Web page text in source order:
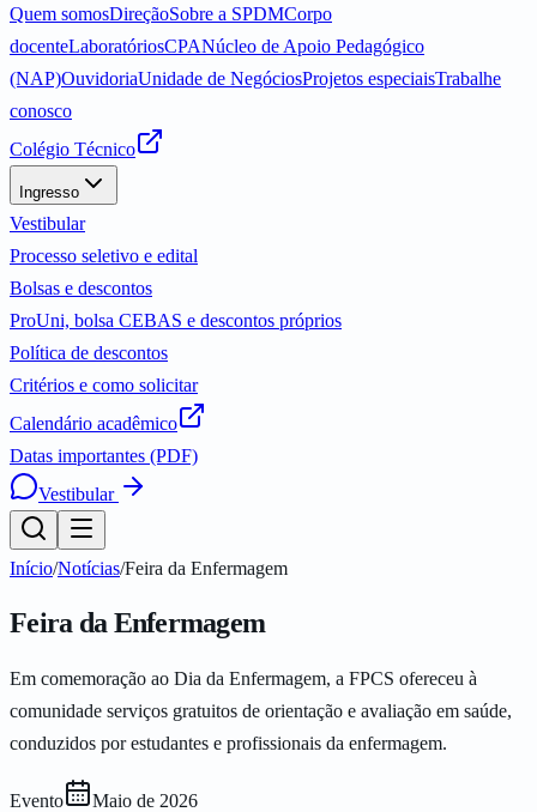
Quem somosDireçãoSobre a SPDMCorpo
docenteLaboratóriosCPANúcleo de Apoio Pedagógico
(NAP)OuvidoriaUnidade de NegóciosProjetos especiaisTrabalhe
conosco
Colégio Técnico
Ingresso
Vestibular
Processo seletivo e edital
Bolsas e descontos
ProUni, bolsa CEBAS e descontos próprios
Política de descontos
Critérios e como solicitar
Calendário acadêmico
Datas importantes (PDF)
Vestibular
Início/Notícias/Feira da Enfermagem
Feira da Enfermagem
Em comemoração ao Dia da Enfermagem, a FPCS ofereceu à
comunidade serviços gratuitos de orientação e avaliação em saúde,
conduzidos por estudantes e profissionais da enfermagem.
Evento Maio de 2026